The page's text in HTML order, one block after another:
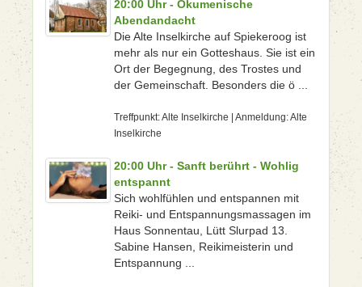
20:00 Uhr - Ökumenische
Abendandacht
Die Alte Inselkirche auf Spiekeroog ist
mehr als nur ein Gotteshaus. Sie ist ein
Ort der Begegnung, des Trostes und
der Gemeinschaft. Besonders die ö ...
Treffpunkt: Alte Inselkirche | Anmeldung: Alte
Inselkirche
20:00 Uhr - Sanft berührt - Wohlig
entspannt
Sich wohlfühlen und entspannen mit
Reiki- und Entspannungsmassagen im
Haus Sonnentau, Lütt Slurpad 13.
Sabine Hansen, Reikimeisterin und
Entspannung ...